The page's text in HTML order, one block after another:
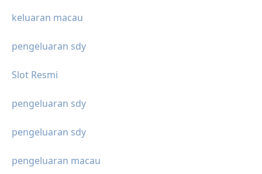
keluaran macau
pengeluaran sdy
Slot Resmi
pengeluaran sdy
pengeluaran sdy
pengeluaran macau